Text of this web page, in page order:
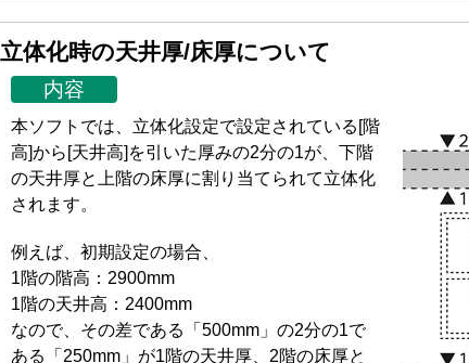
立体化時の天井厚/床厚について
内容
本ソフトでは、立体化設定で設定されている[階
高]から[天井高]を引いた厚みの2分の1が、下階
の天井厚と上階の床厚に割り当てられて立体化
されます。
例えば、初期設定の場合、
1階の階高：2900mm
1階の天井高：2400mm
なので、その差である「500mm」の2分の1で
ある「250mm」が1階の天井厚、2階の床厚と